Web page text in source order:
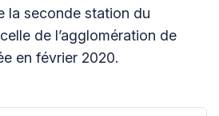
la seconde station du
de l’agglomération de
en février 2020.